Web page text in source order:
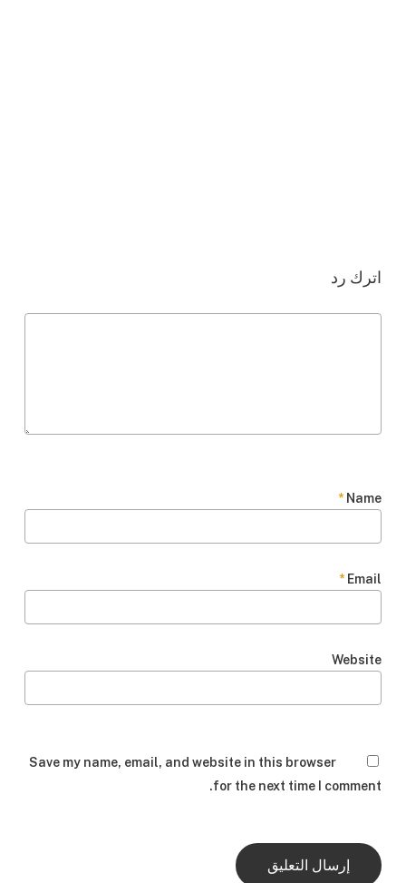
اترك رد
Name
*
Email
*
Website
Save my name, email, and website in this browser
for the next time I comment.